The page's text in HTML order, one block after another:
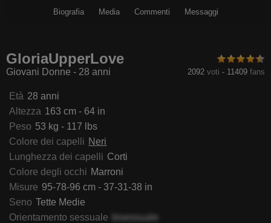
Biografia Media Commenti Messaggi
2092 voti - 11409 fans
GloriaUpperLove
Giovani Donne - 28 anni
Età 28 anni
Altezza 163 cm - 64 in
Peso 53 kg - 117 lbs
Colore dei capelli Neri
Lunghezza dei capelli Corti
Colore degli occhi Marroni
Misure 95-78-96 cm - 37-31-38 in
Seno Tette Medie
Orientamento sessuale
bisessuale